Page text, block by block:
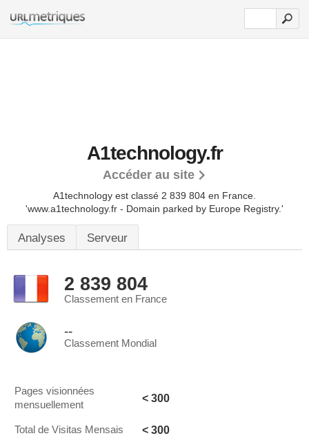
A1technology.fr
Accéder au site
A1technology est classé 2 839 804 en France.
'www.a1technology.fr - Domain parked by Europe Registry.'
Analyses Serveur
2 839 804
Classement en France
--
Classement Mondial
Pages visionnées
mensuellement
< 300
Total de Visitas Mensais < 300